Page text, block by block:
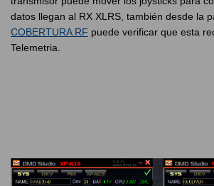
datos llegan al RX XLRS, también desde la
COBERTURA RF puede verificar que esta
Telemetria.